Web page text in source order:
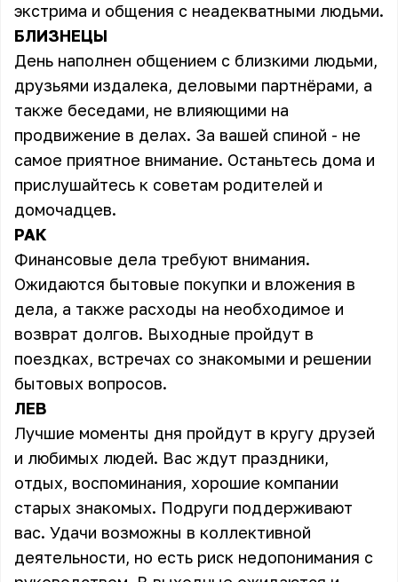
экстрима и общения с неадекватными людьми.
БЛИЗНЕЦЫ
День наполнен общением с близкими людьми,
друзьями издалека, деловыми партнёрами, а
также беседами, не влияющими на
продвижение в делах. За вашей спиной - не
самое приятное внимание. Останьтесь дома и
прислушайтесь к советам родителей и
домочадцев.
РАК
Финансовые дела требуют внимания.
Ожидаются бытовые покупки и вложения в
дела, а также расходы на необходимое и
возврат долгов. Выходные пройдут в
поездках, встречах со знакомыми и решении
бытовых вопросов.
ЛЕВ
Лучшие моменты дня пройдут в кругу друзей
и любимых людей. Вас ждут праздники,
отдых, воспоминания, хорошие компании
старых знакомых. Подруги поддерживают
вас. Удачи возможны в коллективной
деятельности, но есть риск недопонимания с